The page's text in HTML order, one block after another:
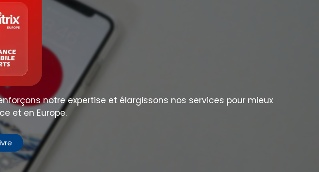
notre expertise et élargissons nos services pour mieux
et en Europe.